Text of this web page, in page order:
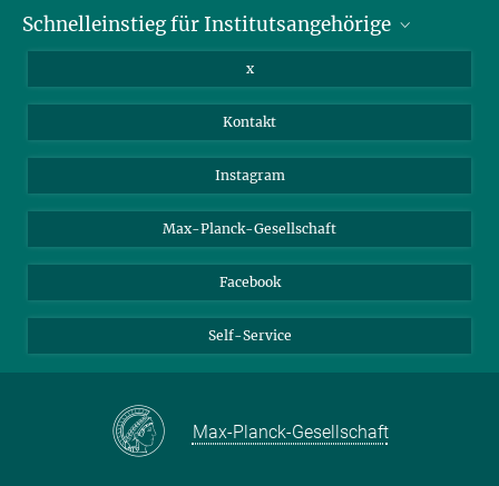
Bibliothek
Schnelleinstieg für Institutsangehörige
Nextcloud
x
Kontakt
Instagram
Max-Planck-Gesellschaft
Facebook
Self-Service
Max-Planck-Gesellschaft